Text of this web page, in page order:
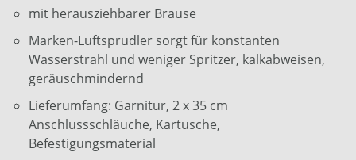
mit herausziehbarer Brause
Marken-Luftsprudler sorgt für konstanten
Wasserstrahl und weniger Spritzer, kalkabweisen,
geräuschmindernd
Lieferumfang: Garnitur, 2 x 35 cm
Anschlussschläuche, Kartusche,
Befestigungsmaterial